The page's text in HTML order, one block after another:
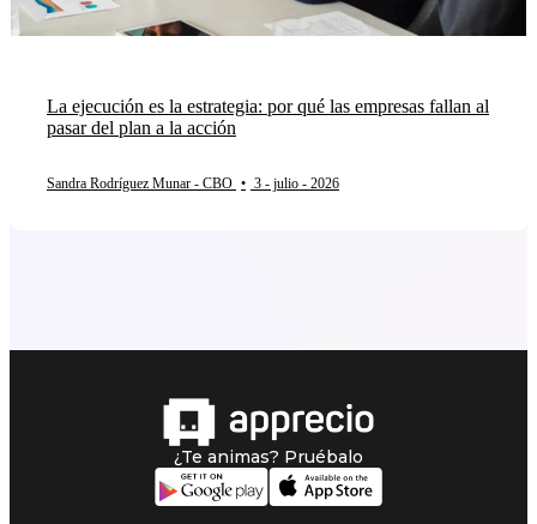
La ejecución es la estrategia: por qué las empresas fallan al
pasar del plan a la acción
Sandra Rodríguez Munar - CBO • 3 - julio - 2026
¿Te animas? Pruébalo